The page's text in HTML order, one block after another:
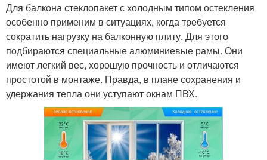
Для балкона стеклопакет с холодным типом остекления
особенно применим в ситуациях, когда требуется
сократить нагрузку на балконную плиту. Для этого
подбираются специальные алюминиевые рамы. Они
имеют легкий вес, хорошую прочность и отличаются
простотой в монтаже. Правда, в плане сохранения и
удержания тепла они уступают окнам ПВХ.